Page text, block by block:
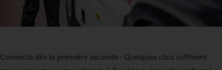
Connecté dès la première seconde : Quelques clics suffisent